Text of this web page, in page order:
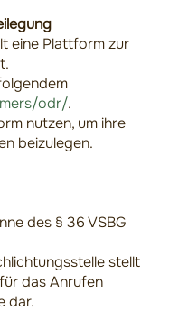
eine Plattform zur
odr/.
nutzen, um ihre
beizulegen.
des § 36 VSBG
stellt
das Anrufen
dar.